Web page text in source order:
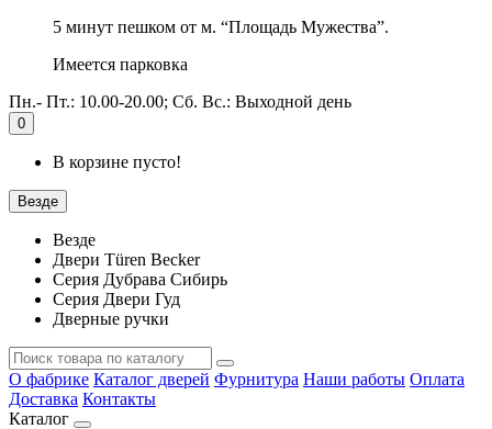
5 минут пешком от м. “Площадь Мужества”.
Имеется парковка
Пн.- Пт.: 10.00-20.00; Сб. Вс.: Выходной день
0
В корзине пусто!
Везде
Везде
Двери Türen Becker
Серия Дубрава Сибирь
Серия Двери Гуд
Дверные ручки
О фабрике Каталог дверей Фурнитура Наши работы Оплата
Доставка Контакты
Каталог